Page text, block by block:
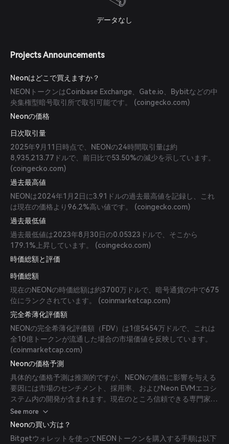
データなし
Projects Announcements
Neonはどこで買えますか？
NEONトークンはCoinbase Exchange、Gate.io、Bybitなどの中
央集権型暗号取引所で取引可能です。 (coingecko.com)
Neonの価格
日次取引量
2025年9月11日時点で、NEONの24時間取引量は約
8,935,213.77ドルで、前日比で53.50%の減少を示しています。
(coingecko.com)
過去最高値
NEONは2024年1月2日に3.91ドルの過去最高値を記録し、これ
は現在の価格より96.2%高い値です。 (coingecko.com)
過去最低値
過去最低値は2023年8月30日の0.05323ドルで、そこから
179.1%上昇しています。 (coingecko.com)
時価総額と評価
時価総額
現在のNEONの時価総額は約3700万ドルで、暗号通貨の中で675
位にランクされています。 (coinmarketcap.com)
完全希薄化評価額
NEONの完全希薄化評価額（FDV）は1億5454万ドルで、これは
全10億トークンが流通した場合の市場価値を反映しています。
(coinmarketcap.com)
Neonの価格予測
具体的な価格予測は推測的ですが、NEONの価格に影響を与える
要因には市場のセンチメント、採用率、およびNeon EVMエコシ
ステム内の開発が含まれます。現在のところ信頼できる専門家や
出版物からの予測はありません。
See more
Neonの買い方は？
Bitgetウォレットを使ってNEONトークンを購入する手順は以下